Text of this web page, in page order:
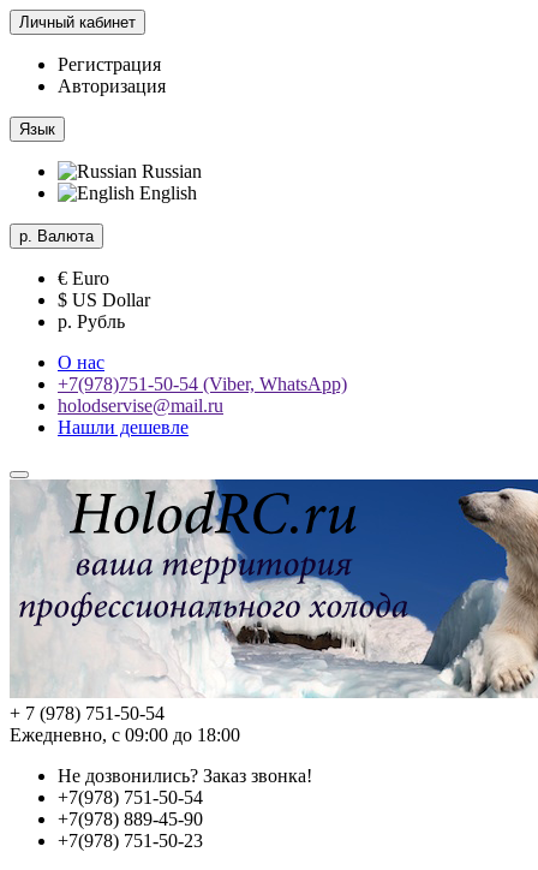
Личный кабинет
Регистрация
Авторизация
Язык
Russian
English
р. Валюта
€ Euro
$ US Dollar
р. Рубль
О нас
+7(978)751-50-54 (Viber, WhatsApp)
holodservise@mail.ru
Нашли дешевле
+ 7 (978) 751-50-54
Ежедневно, с 09:00 до 18:00
Не дозвонились? Заказ звонка!
+7(978) 751-50-54
+7(978) 889-45-90
+7(978) 751-50-23